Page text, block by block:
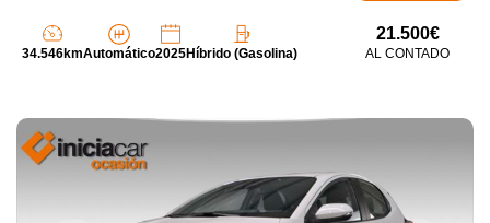
34.546kmAutomático2025Híbrido (Gasolina)
21.500€
AL CONTADO